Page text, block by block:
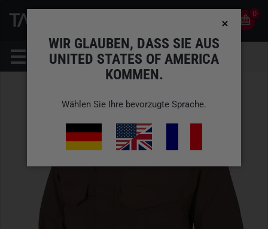
0
WIR GLAUBEN, DASS SIE AUS
UNITED STATES OF AMERICA
KOMMEN.
Wählen Sie Ihre bevorzugte Sprache.